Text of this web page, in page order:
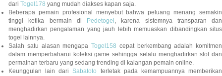
dari Togel178 yang mudah diakses kapan saja.
Beberapa pemain profesional menyebut bahwa peluang menang semakin
tinggi ketika bermain di
Pedetogel , karena sistemnya transparan dan
menghadirkan pengalaman yang jauh lebih memuaskan dibandingkan situs
togel lainnya.
Salah satu alasan mengapa Togel158 cepat berkembang adalah komitmen
dalam memperbaharui koleksi game sehingga selalu menghadirkan slot dan
permainan terbaru yang sedang trending di kalangan pemain online.
Keunggulan lain dariSabatoto
terletak pada kemampuannya memberikan